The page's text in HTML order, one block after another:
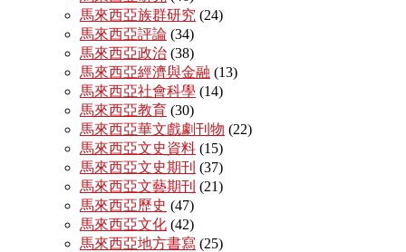
馬來西亞族群研究 (24)
馬來西亞評論 (34)
馬來西亞政治 (38)
馬來西亞經濟與金融 (13)
馬來西亞社會科學 (14)
馬來西亞教育 (30)
馬來西亞華文戲劇刊物 (22)
馬來西亞文史資料 (15)
馬來西亞文史期刊 (37)
馬來西亞文藝期刊 (21)
馬來西亞歷史 (47)
馬來西亞文化 (42)
馬來西亞地方書寫 (25)